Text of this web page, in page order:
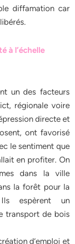
diffamation car
à l’échelle
un des facteurs
régionale voire
directe et
ont favorisé
le sentiment que
en profiter. On
dans la ville
la forêt pour la
espèrent un
transport de bois
d’emploi et